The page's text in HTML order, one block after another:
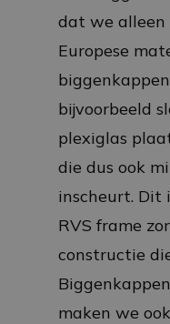
dat we alleen
Europese
bijvoorbeeld
plexiglas
die dus ook
inscheurt. Dit
RVS frame
constructie
maken we